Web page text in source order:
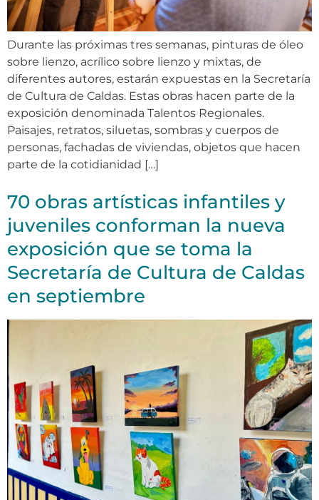
Durante las próximas tres semanas, pinturas de óleo
sobre lienzo, acrílico sobre lienzo y mixtas, de
diferentes autores, estarán expuestas en la Secretaría
de Cultura de Caldas. Estas obras hacen parte de la
exposición denominada Talentos Regionales.
Paisajes, retratos, siluetas, sombras y cuerpos de
personas, fachadas de viviendas, objetos que hacen
parte de la cotidianidad […]
70 obras artísticas infantiles y
juveniles conforman la nueva
exposición que se toma la
Secretaría de Cultura de Caldas
en septiembre